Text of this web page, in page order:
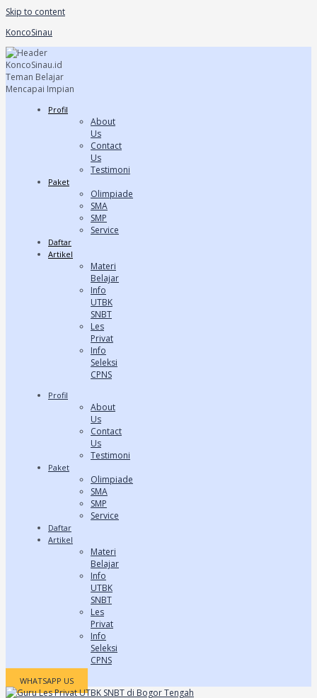
Skip to content
KoncoSinau
Profil
About
Us
Contact
Us
Testimoni
Paket
Olimpiade
SMA
SMP
Service
Daftar
Artikel
Materi
Belajar
Info
UTBK
SNBT
Les
Privat
Info
Seleksi
CPNS
Profil
About
Us
Contact
Us
Testimoni
Paket
Olimpiade
SMA
SMP
Service
Daftar
Artikel
Materi
Belajar
Info
UTBK
SNBT
Les
Privat
Info
Seleksi
CPNS
WHATSAPP US